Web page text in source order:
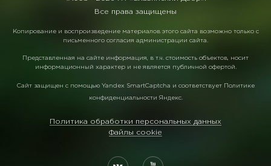
Все права защищены
Копирование и воспроизведение материалов этого сайта возможно только с
письменного согласия администрации сайта.
Представленная на сайте информация, в т.ч. стоимость объектов, носит
информационный характер и не является публичной офертой.
Сайт защищен с помощью Yandex SmartCaptcha и соответствует Политике
конфиденциальности Яндекс.
Политика обработки персональных данных
Файлы cookie